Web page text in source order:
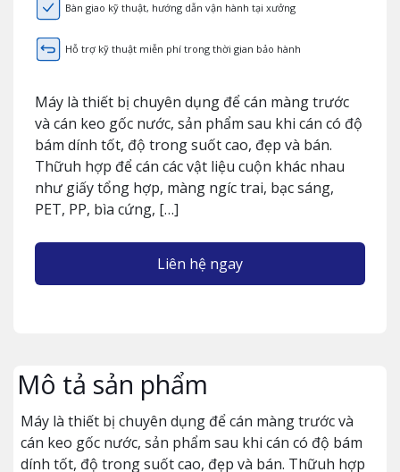
Bàn giao kỹ thuật, hướng dẫn vận hành tại xưởng
Hỗ trợ kỹ thuật miễn phí trong thời gian bảo hành
Máy là thiết bị chuyên dụng để cán màng trước
và cán keo gốc nước, sản phẩm sau khi cán có độ
bám dính tốt, độ trong suốt cao, đẹp và bán.
Thữuh hợp để cán các vật liệu cuộn khác nhau
như giấy tổng hợp, màng ngíc trai, bạc sáng,
PET, PP, bìa cứng, […]
Liên hệ ngay
Mô tả sản phẩm
Máy là thiết bị chuyên dụng để cán màng trước và
cán keo gốc nước, sản phẩm sau khi cán có độ bám
dính tốt, độ trong suốt cao, đẹp và bán. Thữuh hợp